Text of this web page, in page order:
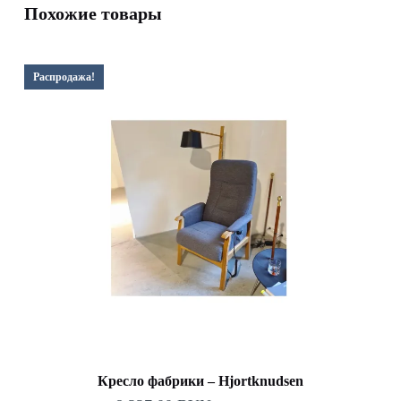
Похожие товары
Распродажа!
Кресло фабрики – Hjortknudsen